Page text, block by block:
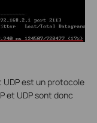
UDP est un protocole
et UDP sont donc